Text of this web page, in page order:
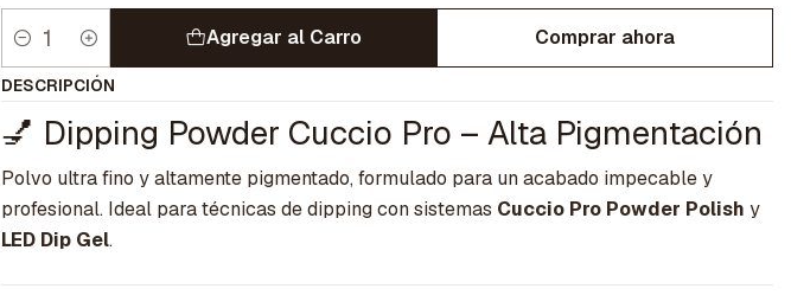
Cantidad
Agregar al Carro Comprar ahora
DESCRIPCIÓN
💅 Dipping Powder Cuccio Pro – Alta Pigmentación
Polvo ultra fino y altamente pigmentado, formulado para un acabado impecable y
profesional. Ideal para técnicas de dipping con sistemas Cuccio Pro Powder Polish y
LED Dip Gel.